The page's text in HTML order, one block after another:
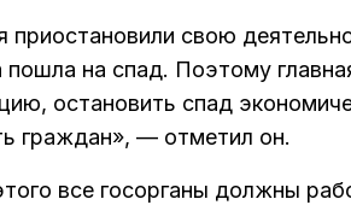
приостановили свою
на спад. Поэтому
остановить спад
граждан», — отметил он.
все госорганы должны